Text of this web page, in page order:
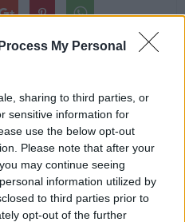
My Personal
sharing to third parties, or
sensitive information for
use the below opt-out
Please note that after your
may continue seeing
information utilized by
to third parties prior to
opt-out of the further
Následující článek
Sedlčanská hvězdárna dostane
vyhlídkový ochoz